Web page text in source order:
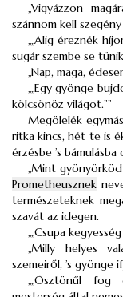
„Vigyázzon
szánnom kell
„„Alig éreznék
sugár szembe se
„Nap, maga,
„„Egy gyönge
kölcsönöz világot.””
Megölelék
ritka kincs, hét te is
érzésbe ’s
„Mint
Prometheusznek
természeteknek
szavát az idegen.
„„Csupa
„Milly helyes
szemeiről, ’s gyönge
„„Ösztönűl fog